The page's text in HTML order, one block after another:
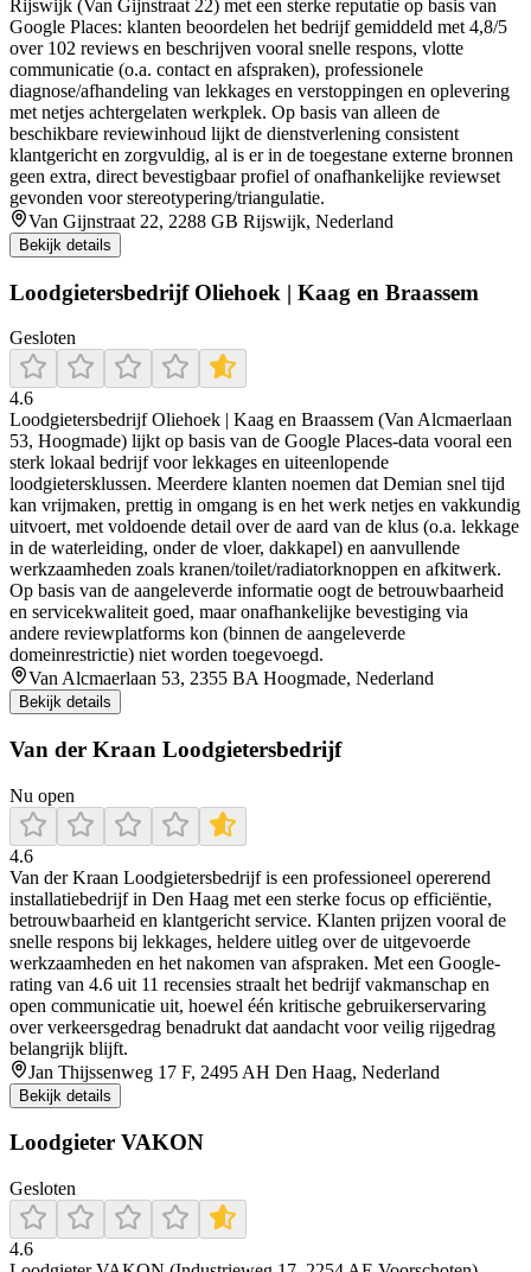
Rijswijk (Van Gijnstraat 22) met een sterke reputatie op basis van
Google Places: klanten beoordelen het bedrijf gemiddeld met 4,8/5
over 102 reviews en beschrijven vooral snelle respons, vlotte
communicatie (o.a. contact en afspraken), professionele
diagnose/afhandeling van lekkages en verstoppingen en oplevering
met netjes achtergelaten werkplek. Op basis van alleen de
beschikbare reviewinhoud lijkt de dienstverlening consistent
klantgericht en zorgvuldig, al is er in de toegestane externe bronnen
geen extra, direct bevestigbaar profiel of onafhankelijke reviewset
gevonden voor stereotypering/triangulatie.
Van Gijnstraat 22, 2288 GB Rijswijk, Nederland
Bekijk details
Loodgietersbedrijf Oliehoek | Kaag en Braassem
Gesloten
4.6
Loodgietersbedrijf Oliehoek | Kaag en Braassem (Van Alcmaerlaan
53, Hoogmade) lijkt op basis van de Google Places-data vooral een
sterk lokaal bedrijf voor lekkages en uiteenlopende
loodgietersklussen. Meerdere klanten noemen dat Demian snel tijd
kan vrijmaken, prettig in omgang is en het werk netjes en vakkundig
uitvoert, met voldoende detail over de aard van de klus (o.a. lekkage
in de waterleiding, onder de vloer, dakkapel) en aanvullende
werkzaamheden zoals kranen/toilet/radiatorknoppen en afkitwerk.
Op basis van de aangeleverde informatie oogt de betrouwbaarheid
en servicekwaliteit goed, maar onafhankelijke bevestiging via
andere reviewplatforms kon (binnen de aangeleverde
domeinrestrictie) niet worden toegevoegd.
Van Alcmaerlaan 53, 2355 BA Hoogmade, Nederland
Bekijk details
Van der Kraan Loodgietersbedrijf
Nu open
4.6
Van der Kraan Loodgietersbedrijf is een professioneel opererend
installatiebedrijf in Den Haag met een sterke focus op efficiëntie,
betrouwbaarheid en klantgericht service. Klanten prijzen vooral de
snelle respons bij lekkages, heldere uitleg over de uitgevoerde
werkzaamheden en het nakomen van afspraken. Met een Google-
rating van 4.6 uit 11 recensies straalt het bedrijf vakmanschap en
open communicatie uit, hoewel één kritische gebruikerservaring
over verkeersgedrag benadrukt dat aandacht voor veilig rijgedrag
belangrijk blijft.
Jan Thijssenweg 17 F, 2495 AH Den Haag, Nederland
Bekijk details
Loodgieter VAKON
Gesloten
4.6